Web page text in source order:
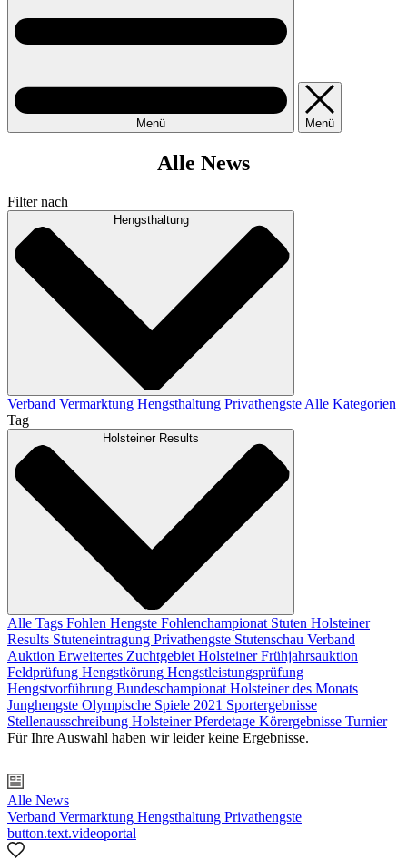
Menü Menü
Alle News
Filter nach
Hengsthaltung
Verband Vermarktung Hengsthaltung PrivathengsteAlle Kategorien
Tag
Holsteiner Results
Alle Tags Fohlen Hengste Fohlenchampionat Stuten Holsteiner
Results Stuteneintragung Privathengste Stutenschau Verband
Auktion Erweitertes Zuchtgebiet Holsteiner Frühjahrsauktion
Feldprüfung Hengstkörung Hengstleistungsprüfung
Hengstvorführung Bundeschampionat Holsteiner des Monats
Junghengste Olympische Spiele 2021 Sportergebnisse
Stellenausschreibung Holsteiner Pferdetage Körergebnisse Turnier
Für Ihre Auswahl haben wir leider keine Ergebnisse.
Alle News
Verband Vermarktung Hengsthaltung Privathengste
button.text.videoportal